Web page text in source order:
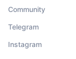
Community
Telegram
Instagram